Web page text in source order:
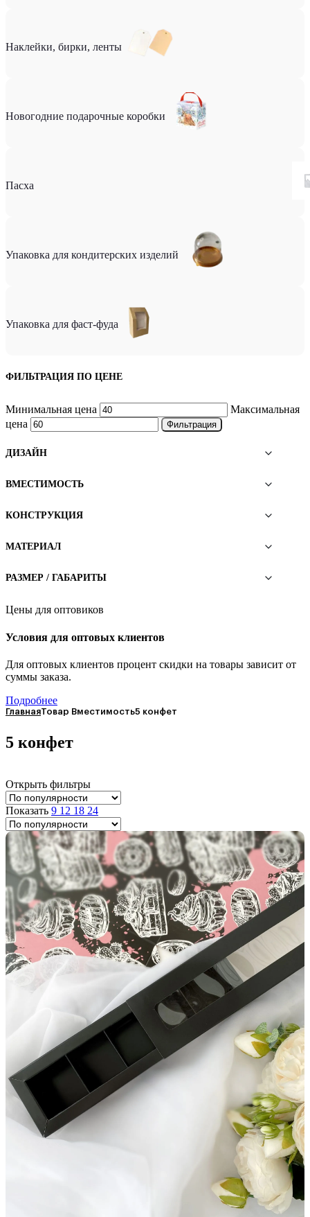
Наклейки, бирки, ленты
Новогодние подарочные коробки
Пасха
Упаковка для кондитерских изделий
Упаковка для фаст-фуда
ФИЛЬТРАЦИЯ ПО ЦЕНЕ
Минимальная цена
Максимальная
цена
Фильтрация
ДИЗАЙН
ВМЕСТИМОСТЬ
КОНСТРУКЦИЯ
МАТЕРИАЛ
РАЗМЕР / ГАБАРИТЫ
Цены для оптовиков
Условия для оптовых клиентов
Для оптовых клиентов процент скидки на товары зависит от
суммы заказа.
Подробнее
ГлавнаяТовар Вместимость5 конфет
5 конфет
Открыть фильтры
Показать 9 12 18 24